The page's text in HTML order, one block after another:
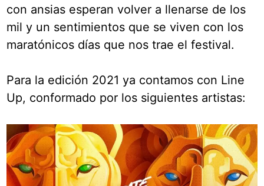
con ansias esperan volver a llenarse de los
mil y un sentimientos que se viven con los
maratónicos días que nos trae el festival.
Para la edición 2021 ya contamos con Line
Up, conformado por los siguientes artistas: